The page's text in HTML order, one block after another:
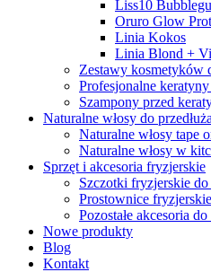
Liss10
Oruro Glow
Linia Kokos
Linia Blond +
Zestawy kosmetyków
Profesjonalne
Szampony przed
Naturalne włosy do
Naturalne włosy tape
Naturalne włosy w
Sprzęt i akcesoria fryzjerskie
Szczotki fryzjerskie do
Prostownice fryzjerskie
Pozostałe akcesoria
Nowe produkty
Blog
Kontakt